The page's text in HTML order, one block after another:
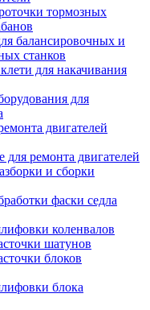
тормозных
балансировочных и
станков
для накачивания
для
двигателей
для ремонта двигателей
и сборки
фаски седла
коленвалов
шатунов
блоков
блока